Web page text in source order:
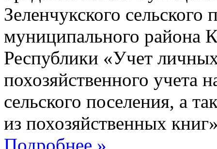
Зеленчукского сельского
муниципального района
Республики «Учет
похозяйственного учета
сельского поселения, а
из похозяйственных